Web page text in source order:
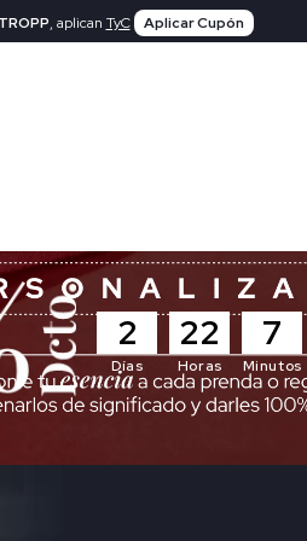
, aplican TyC Aplicar Cupón
2
Días
22
Horas
7
Minutos